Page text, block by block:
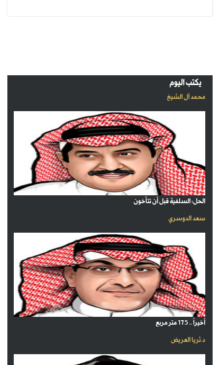
يكتب اليوم
محمد آل الشيخ
الحل: السلفية قبل أن تتأخون
سعد الدوسري
أخيراً .. 175 متر مربع
د.ثريا العريض